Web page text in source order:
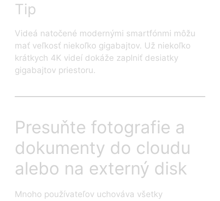
Tip
Videá natočené modernými smartfónmi môžu
mať veľkosť niekoľko gigabajtov. Už niekoľko
krátkych 4K videí dokáže zaplniť desiatky
gigabajtov priestoru.
Presuňte fotografie a
dokumenty do cloudu
alebo na externý disk
Mnoho používateľov uchováva všetky